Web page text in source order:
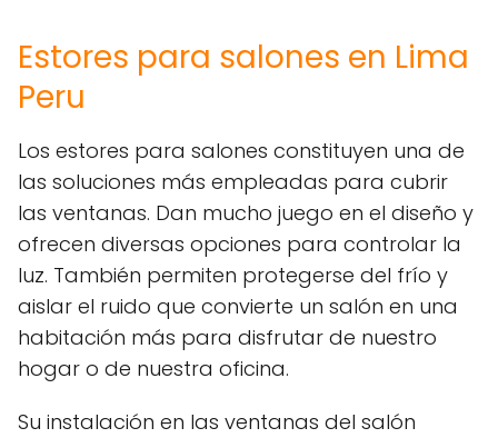
Estores para salones en Lima
Peru
Los estores para salones constituyen una de
las soluciones más empleadas para cubrir
las ventanas. Dan mucho juego en el diseño y
ofrecen diversas opciones para controlar la
luz. También permiten protegerse del frío y
aislar el ruido que convierte un salón en una
habitación más para disfrutar de nuestro
hogar o de nuestra oficina.
Su instalación en las ventanas del salón